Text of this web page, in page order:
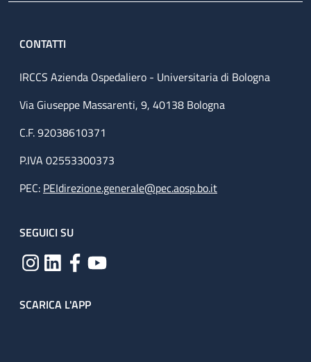
CONTATTI
IRCCS Azienda Ospedaliero - Universitaria di Bologna
Via Giuseppe Massarenti, 9, 40138 Bologna
C.F. 92038610371
P.IVA 02553300373
PEC: PEIdirezione.generale@pec.aosp.bo.it
SEGUICI SU
SCARICA L'APP